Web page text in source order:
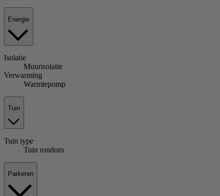
Energie
Isolatie
Muurisolatie
Verwarming
Warmtepomp
Tuin
Tuin type
Tuin rondom
Parkeren